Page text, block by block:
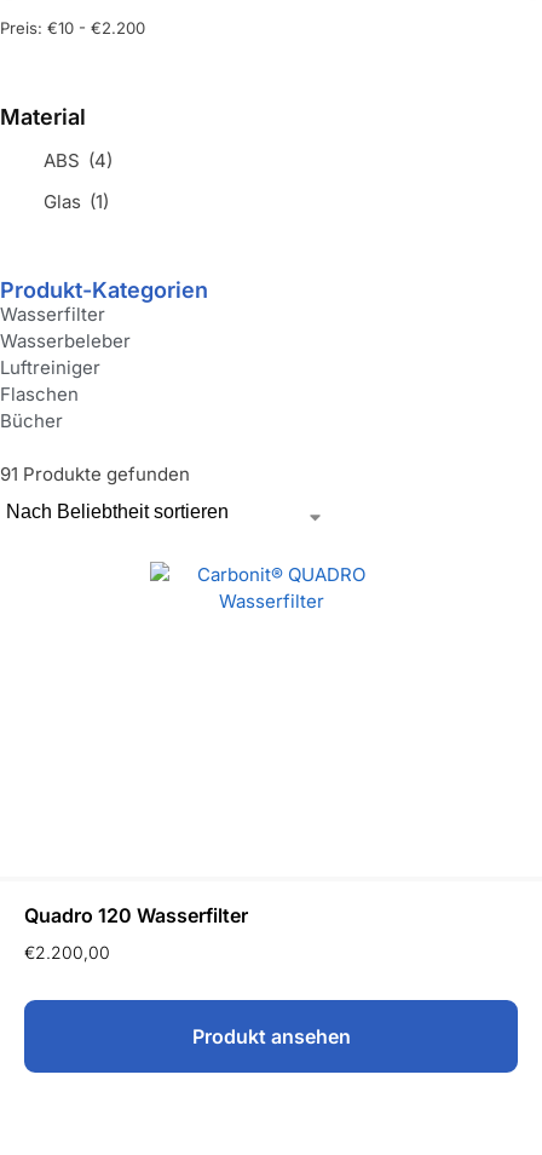
Preis: €10 - €2.200
Material
ABS (4)
Glas (1)
Produkt-Kategorien
Wasserfilter
Wasserbeleber
Luftreiniger
Flaschen
Bücher
91 Produkte gefunden
Quadro 120 Wasserfilter
€2.200,00
Produkt ansehen